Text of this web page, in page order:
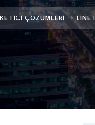
ÇÖZÜMLERI LINE